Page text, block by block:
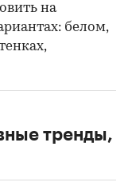
на
белом,
тренды,